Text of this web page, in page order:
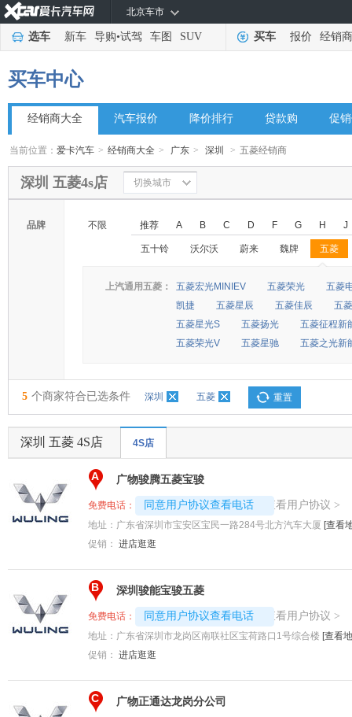
北京车市
选车 新车 导购•试驾 车图 SUV 买车 报价 经销商
买车中心
经销商大全 汽车报价 降价排行 贷款购 促
当前位置：爱卡汽车 > 经销商大全 > 广东 > 深圳 > 五菱经销商
深圳 五菱4s店 切换城市
品牌 不限 推荐 A B C D F G H J
五十铃 沃尔沃 蔚来 魏牌 五菱
◆
◆
上汽通用五菱： 五菱宏光MINIEV 五菱荣光
五菱
凯捷
五菱星辰 五菱佳辰
五
五菱星光S
五菱扬光
五菱征程新
五菱荣光V
五菱星驰 五菱之光新
5 个商家符合已选条件 深圳 五菱 重置
深圳 五菱 4S店 4S店
A 广物骏腾五菱宝骏
免费电话： 同意用户协议查看电话
4008192707-5227 查看用户协议 >
地址： 广东省深圳市宝安区宝民一路284号北方汽车大厦 [查看
促销： 进店逛逛
B 深圳骏能宝骏五菱
免费电话： 同意用户协议查看电话
4008192707-4610 查看用户协议 >
地址： 广东省深圳市龙岗区南联社区宝荷路口1号综合楼 [查看
促销： 进店逛逛
C 广物正通达龙岗分公司